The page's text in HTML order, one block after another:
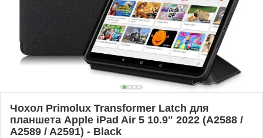
Чохол Primolux Transformer Latch для
планшета Apple iPad Air 5 10.9" 2022 (A2588 /
A2589 / A2591) - Black